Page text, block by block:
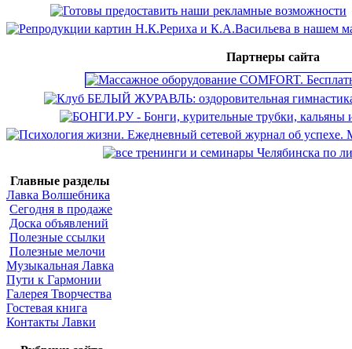
Партнеры сайта
Главные разделы
Лавка Волшебника
Сегодня в продаже
Доска объявлений
Полезные ссылки
Полезные мелочи
Музыкальная Лавка
Пути к Гармонии
Галерея Творчества
Гостевая книга
Контакты Лавки